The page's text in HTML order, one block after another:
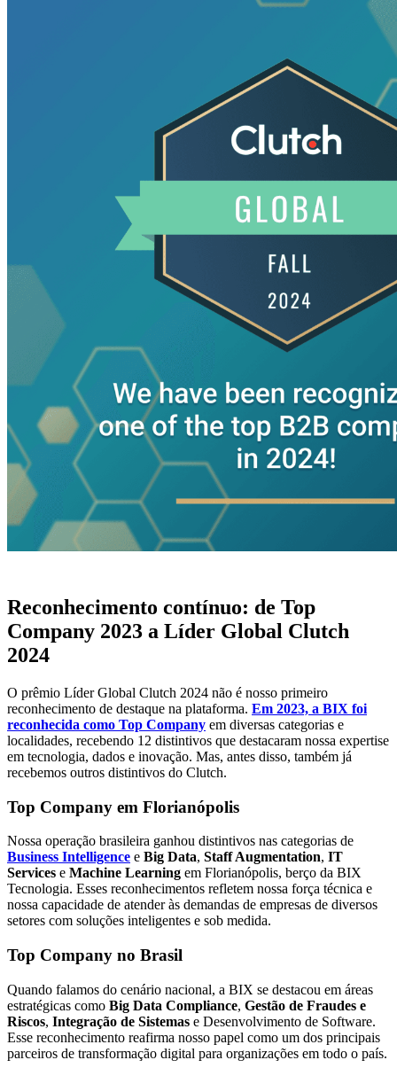
Reconhecimento contínuo: de Top
Company 2023 a Líder Global Clutch
2024
O prêmio Líder Global Clutch 2024 não é nosso primeiro
reconhecimento de destaque na plataforma. Em 2023, a BIX foi
reconhecida como Top Company em diversas categorias e
localidades, recebendo 12 distintivos que destacaram nossa expertise
em tecnologia, dados e inovação. Mas, antes disso, também já
recebemos outros distintivos do Clutch.
Top Company em Florianópolis
Nossa operação brasileira ganhou distintivos nas categorias de
Business Intelligence e Big Data, Staff Augmentation, IT
Services e Machine Learning em Florianópolis, berço da BIX
Tecnologia. Esses reconhecimentos refletem nossa força técnica e
nossa capacidade de atender às demandas de empresas de diversos
setores com soluções inteligentes e sob medida.
Top Company no Brasil
Quando falamos do cenário nacional, a BIX se destacou em áreas
estratégicas como Big Data Compliance, Gestão de Fraudes e
Riscos, Integração de Sistemas e Desenvolvimento de Software.
Esse reconhecimento reafirma nosso papel como um dos principais
parceiros de transformação digital para organizações em todo o país.